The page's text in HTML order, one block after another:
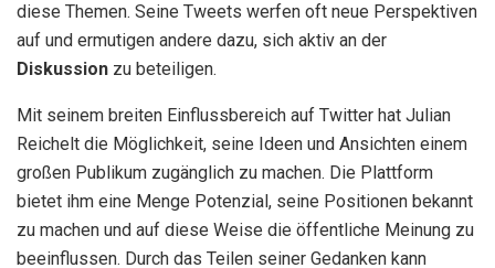
diese Themen. Seine Tweets werfen oft neue Perspektiven
auf und ermutigen andere dazu, sich aktiv an der
Diskussion zu beteiligen.
Mit seinem breiten Einflussbereich auf Twitter hat Julian
Reichelt die Möglichkeit, seine Ideen und Ansichten einem
großen Publikum zugänglich zu machen. Die Plattform
bietet ihm eine Menge Potenzial, seine Positionen bekannt
zu machen und auf diese Weise die öffentliche Meinung zu
beeinflussen. Durch das Teilen seiner Gedanken kann